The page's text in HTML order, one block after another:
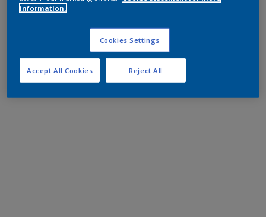
information.
Cookies Settings
Reject All
Accept All Cookies